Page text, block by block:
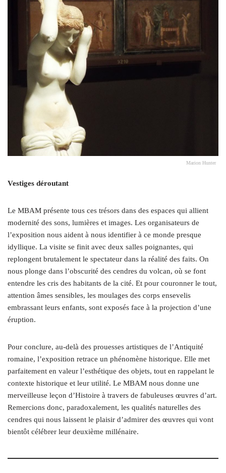
Marion Hunter
Vestiges déroutant
Le MBAM présente tous ces trésors dans des espaces qui allient
modernité des sons, lumières et images. Les organisateurs de
l’exposition nous aident à nous identifier à ce monde presque
idyllique. La visite se finit avec deux salles poignantes, qui
replongent brutalement le spectateur dans la réalité des faits. On
nous plonge dans l’obscurité des cendres du volcan, où se font
entendre les cris des habitants de la cité. Et pour couronner le tout,
attention âmes sensibles, les moulages des corps ensevelis
embrassant leurs enfants, sont exposés face à la projection d’une
éruption.
Pour conclure, au-delà des prouesses artistiques de l’Antiquité
romaine, l’exposition retrace un phénomène historique. Elle met
parfaitement en valeur l’esthétique des objets, tout en rappelant le
contexte historique et leur utilité. Le MBAM nous donne une
merveilleuse leçon d’Histoire à travers de fabuleuses œuvres d’art.
Remercions donc, paradoxalement, les qualités naturelles des
cendres qui nous laissent le plaisir d’admirer des œuvres qui vont
bientôt célébrer leur deuxième millénaire.